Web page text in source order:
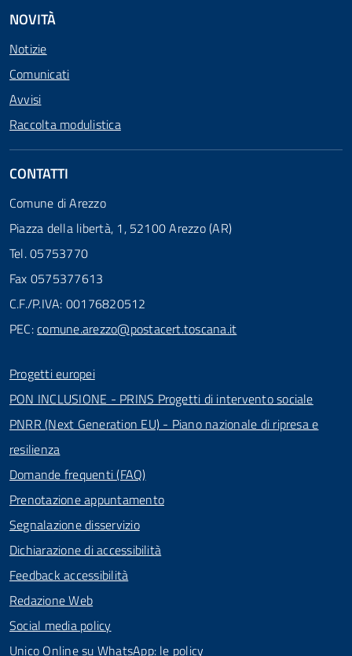
NOVITÀ
Notizie
Comunicati
Avvisi
Raccolta modulistica
CONTATTI
Comune di Arezzo
Piazza della libertà, 1, 52100 Arezzo (AR)
Tel. 05753770
Fax 0575377613
C.F./P.IVA: 00176820512
PEC:comune.arezzo@postacert.toscana.it
Progetti europei
PON INCLUSIONE - PRINS Progetti di intervento sociale
PNRR (Next Generation EU) - Piano nazionale di ripresa e
resilienza
Domande frequenti (FAQ)
Prenotazione appuntamento
Segnalazione disservizio
Dichiarazione di accessibilità
Feedback accessibilità
Redazione Web
Social media policy
Unico Online su WhatsApp: le policy